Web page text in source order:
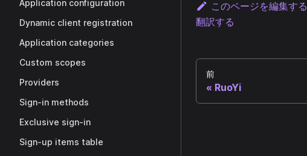
Application configuration
Dynamic client registration
Application categories
Custom scopes
Providers
Sign-in methods
Exclusive sign-in
Sign-up items table
このページを編集する
翻訳する
前
RuoYi